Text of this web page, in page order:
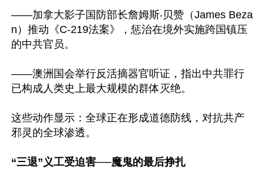
——加拿大影子国防部长詹姆斯‧贝赞（James Beza
n）推动《C-219法案》，惩治在境外实施跨国镇压
的中共官员。
——澳洲国会举行反活摘器官听证，指出中共罪行
已构成人类史上最大规模的群体灭绝。
这些动作显示：全球正在形成道德防线，对抗共产
邪灵的全球渗透。
“三退”义工受迫害──魔鬼的最后挣扎